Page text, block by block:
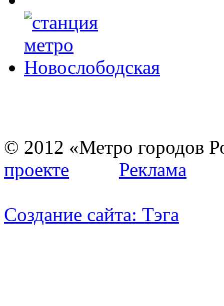
© 2012 «Метро
проекте
Реклама
Создание сайта: Тэга